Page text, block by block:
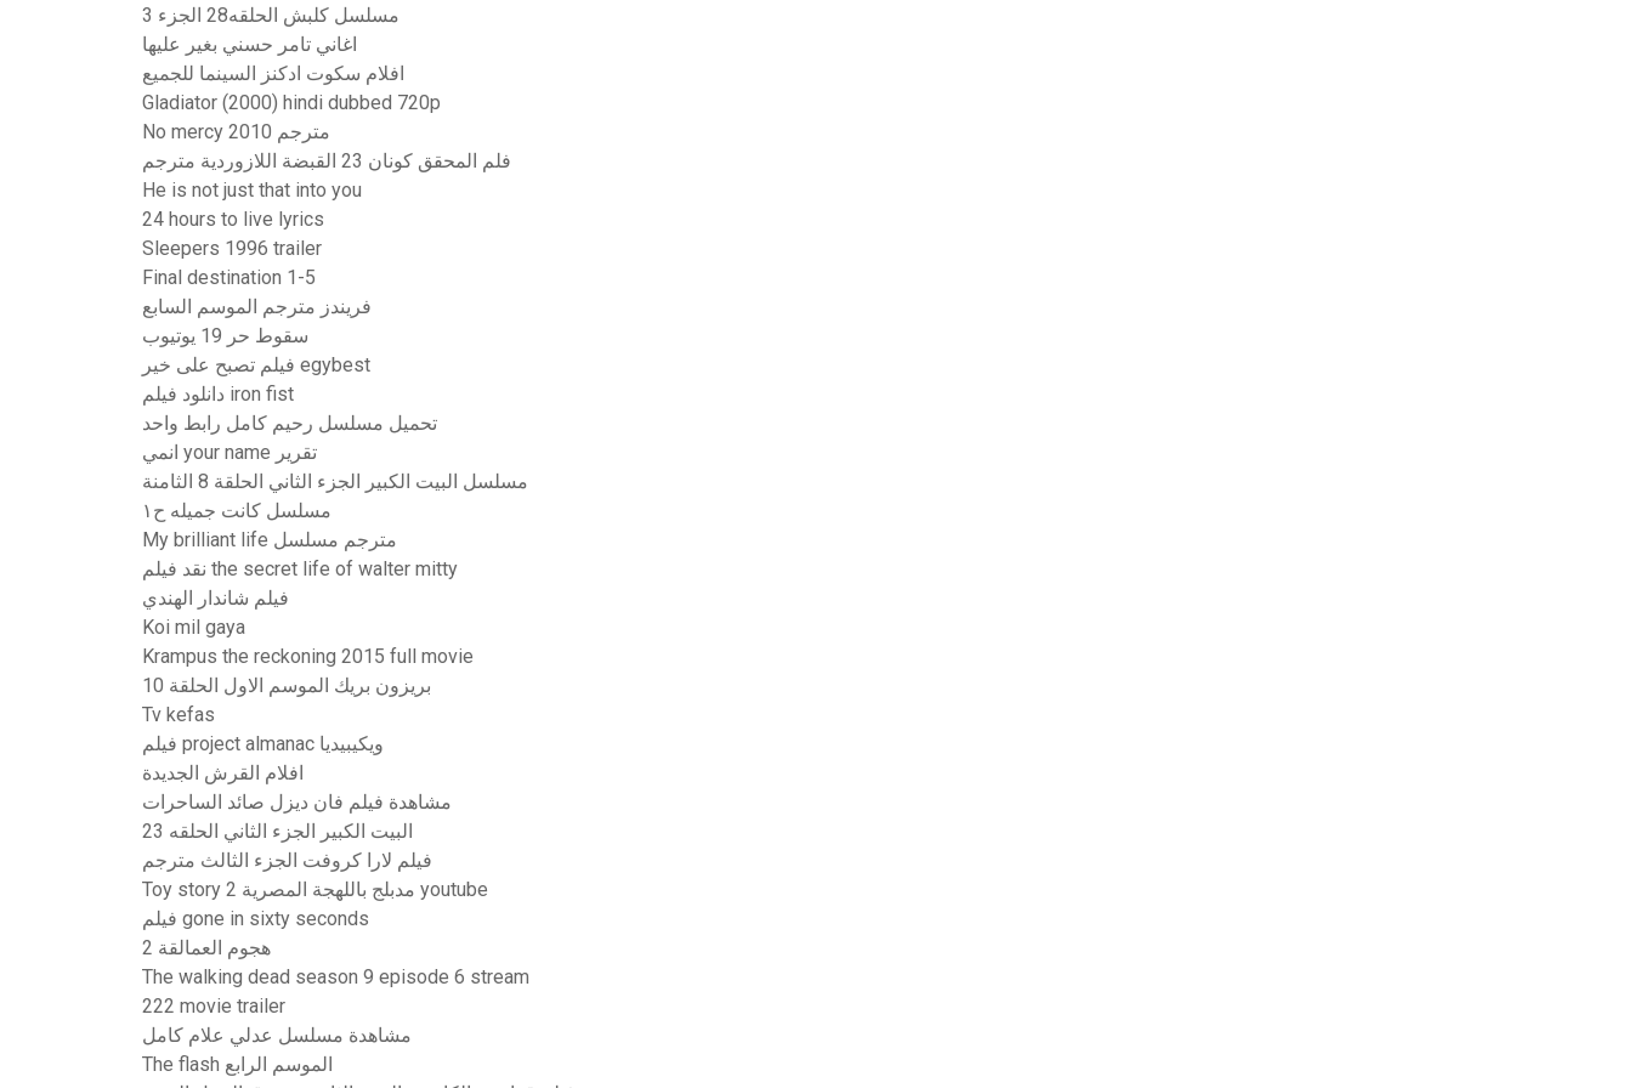
مسلسل كلبش الحلقه28 الجزء 3
اغاني تامر حسني بغير عليها
افلام سكوت ادكنز السينما للجميع
Gladiator (2000) hindi dubbed 720p
No mercy 2010 مترجم
فلم المحقق كونان 23 القبضة اللازوردية مترجم
He is not just that into you
24 hours to live lyrics
Sleepers 1996 trailer
Final destination 1-5
فريندز مترجم الموسم السابع
سقوط حر 19 يوتيوب
فيلم تصبح على خير egybest
دانلود فيلم iron fist
تحميل مسلسل رحيم كامل رابط واحد
انمي your name تقرير
مسلسل البيت الكبير الجزء الثاني الحلقة 8 الثامنة
مسلسل كانت جميله ح١
My brilliant life مترجم مسلسل
نقد فیلم the secret life of walter mitty
فيلم شاندار الهندي
Koi mil gaya
Krampus the reckoning 2015 full movie
بريزون بريك الموسم الاول الحلقة 10
Tv kefas
فيلم project almanac ويكيبيديا
افلام القرش الجديدة
مشاهدة فيلم فان ديزل صائد الساحرات
البيت الكبير الجزء الثاني الحلقه 23
فيلم لارا كروفت الجزء الثالث مترجم
Toy story 2 مدبلج باللهجة المصرية youtube
فيلم gone in sixty seconds
هجوم العمالقة 2
The walking dead season 9 episode 6 stream
222 movie trailer
مشاهدة مسلسل عدلي علام كامل
The flash الموسم الرابع